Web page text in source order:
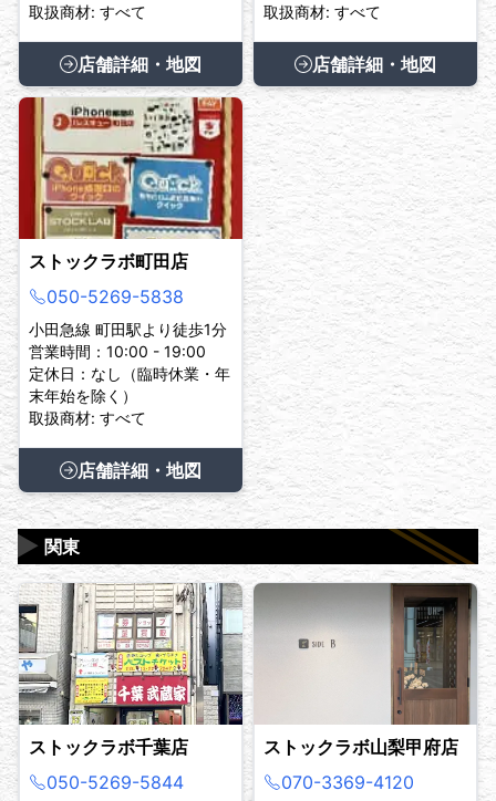
取扱商材: すべて
店舗詳細・地図
取扱商材: すべて
店舗詳細・地図
ストックラボ町田店
050-5269-5838
小田急線 町田駅より徒歩1分
営業時間：10:00 - 19:00
定休日：なし（臨時休業・年
末年始を除く）
取扱商材: すべて
店舗詳細・地図
関東
▶
ストックラボ千葉店
050-5269-5844
ストックラボ山梨甲府店
070-3369-4120